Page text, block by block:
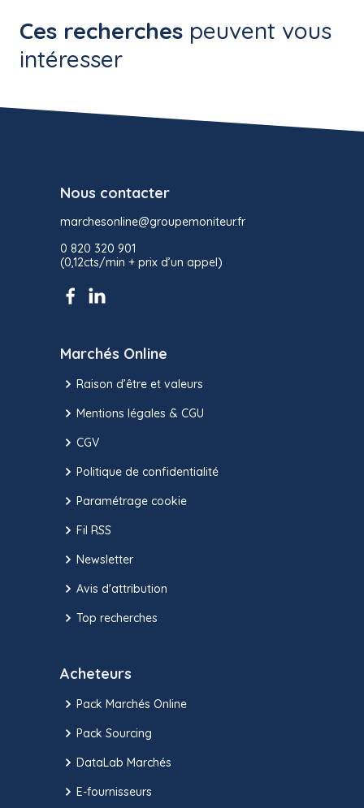
Ces recherches peuvent vous
intéresser
Nous contacter
marchesonline@groupemoniteur.fr
0 820 320 901
(0,12cts/min + prix d’un appel)
Marchés Online
Raison d’être et valeurs
Mentions légales & CGU
CGV
Politique de confidentialité
Paramétrage cookie
Fil RSS
Newsletter
Avis d'attribution
Top recherches
Acheteurs
Pack Marchés Online
Pack Sourcing
DataLab Marchés
E-fournisseurs